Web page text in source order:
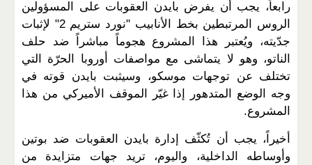
رابعاً، يجب أن يفرض بايدن العقوبات على المسؤولين
الروس المرتبطين بخط الأنابيب "نورد ستريم 2" لإثبات
جدّيته، ويُعتبر هذا المشروع هجوماً مباشراً ضد حلف
الناتو، وهو لا يتماشى مع مواصفات أوروبا الحرّة التي
تختلف عن توجهات موسكو، وسيثبت بايدن قوته في
وجه الوضع المتدهور إذا غيّر الموقف الأميركي من هذا
المشروع.
أخيراً، يجب أن تُكثّف إدارة بايدن العقوبات ضد بوتين
وأوساطه الداخلية، واليوم، تريد جهات متزايدة من